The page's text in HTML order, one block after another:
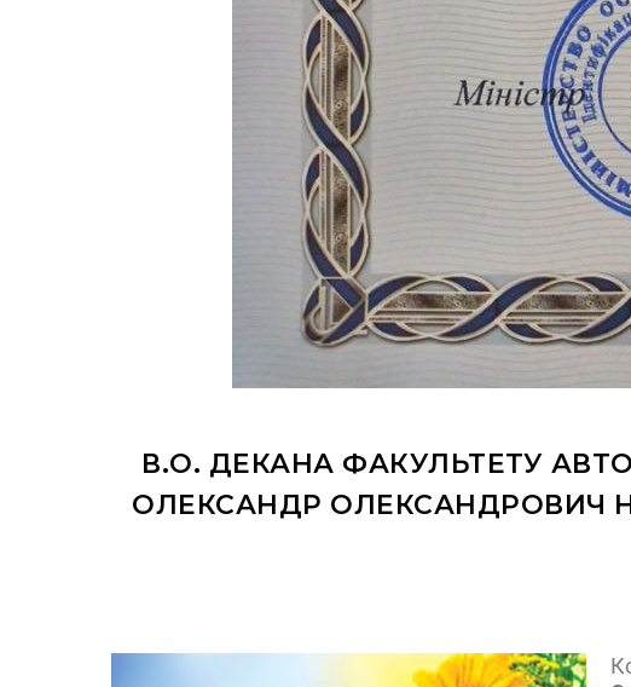
В.О. ДЕКАНА ФАКУЛЬТЕТУ
ОЛЕКСАНДР ОЛЕКСАНДРОВИЧ